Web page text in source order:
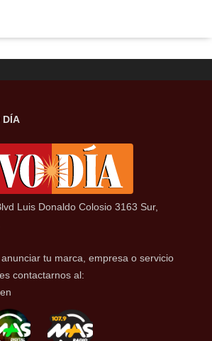
DÍA
Luis Donaldo Colosio 3163 Sur,
tu marca, empresa o servicio
contactarnos al: